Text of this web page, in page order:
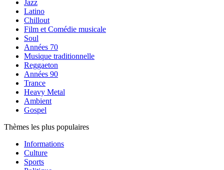
Jazz
Latino
Chillout
Film et Comédie musicale
Soul
Années 70
Musique traditionnelle
Reggaeton
Années 90
Trance
Heavy Metal
Ambient
Gospel
Thèmes les plus populaires
Informations
Culture
Sports